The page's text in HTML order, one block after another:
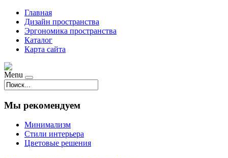
Главная
Дизайн пространства
Эргономика пространства
Каталог
Карта сайта
Menu
Мы рекомендуем
Минимализм
Стили интерьера
Цветовые решения